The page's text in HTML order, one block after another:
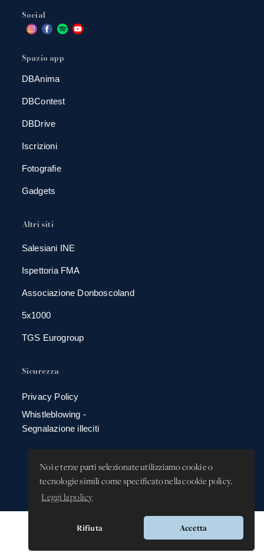
Noi e terze parti selezionate utilizziamo cookie o
tecnologie simili come specificato nella cookie policy.
Leggi la policy
Rifiuta Accetta
Social
Spazio app
DBAnima
DBContest
DBDrive
Iscrizioni
Fotografie
Gadgets
Altri siti
Salesiani INE
Ispettoria FMA
Associazione Donboscoland
5x1000
TGS Eurogroup
Sicurezza
Privacy Policy
Whistleblowing -
Segnalazione illeciti
Versione app: 3.64.2 (18ea8745)